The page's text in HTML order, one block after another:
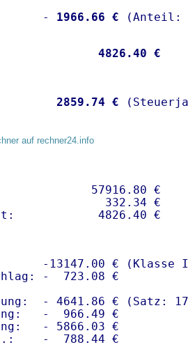
-
1966.66 €
4826.40 €
2859.74 €
auf rechner24.info
57916.80 €
332.34 €
-13147.00 € (Klasse I)
-  723.08 €
- 4641.86 € (Satz:
-  966.49 €
- 5866.03 €
-  788.44 €